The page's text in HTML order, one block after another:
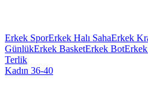
Erkek SporErkek Halı SahaErkek
GünlükErkek BasketErkek Bot
Terlik
Kadın 36-40